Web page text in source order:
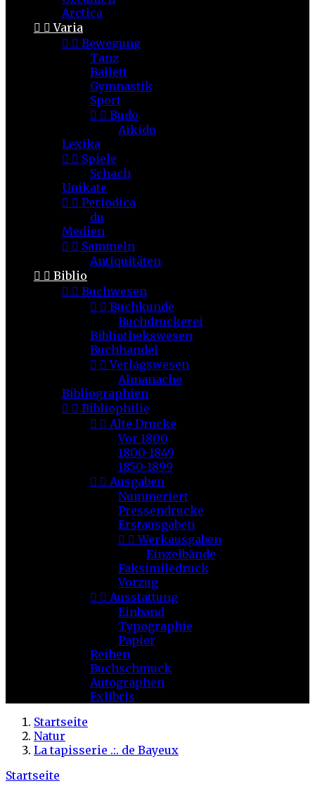
Arctica
  Varia
  Bewegung
Tanz
Ballett
Gymnastik
Sport
  Budo
Aikido
Lexika
  Spiele
Schach
Unikate
  Periodica
du
Medien
  Sammeln
Antiquitäten
  Biblio
  Buchwesen
  Buchkunde
Buchdruckerei
Bibliothekswesen
Buchhandel
  Verlagswesen
Almanache
Bibliographien
  Bibliophilie
  Alte Drucke
Vor 1800
1800-1849
1850-1899
  Ausgaben
Nummeriert
Pressendrucke
Erstausgaben
  Werkausgaben
Einzelbände
Faksimiledruck
Vorzug
  Ausstattung
Einband
Typographie
Papier
Reihen
Buchschmuck
Autographen
Exlibris
Startseite
Natur
La tapisserie .:. de Bayeux
Startseite